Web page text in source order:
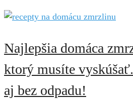
Najlepšia domáca
ktorý musíte
aj bez odpadu!